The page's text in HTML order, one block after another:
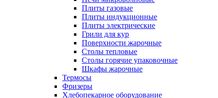
Плиты газовые
Плиты индукционные
Плиты электрические
Грили для кур
Поверхности жарочные
Столы тепловые
Столы горячие упаковочные
Шкафы жарочные
Термосы
Фризеры
Хлебопекарное оборудование